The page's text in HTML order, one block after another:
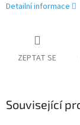
Detailní informace
ZEPTAT SE
Související